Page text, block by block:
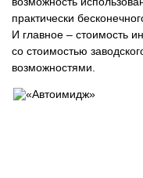
практически
И главное – стоимость
со стоимостью
возможностями.